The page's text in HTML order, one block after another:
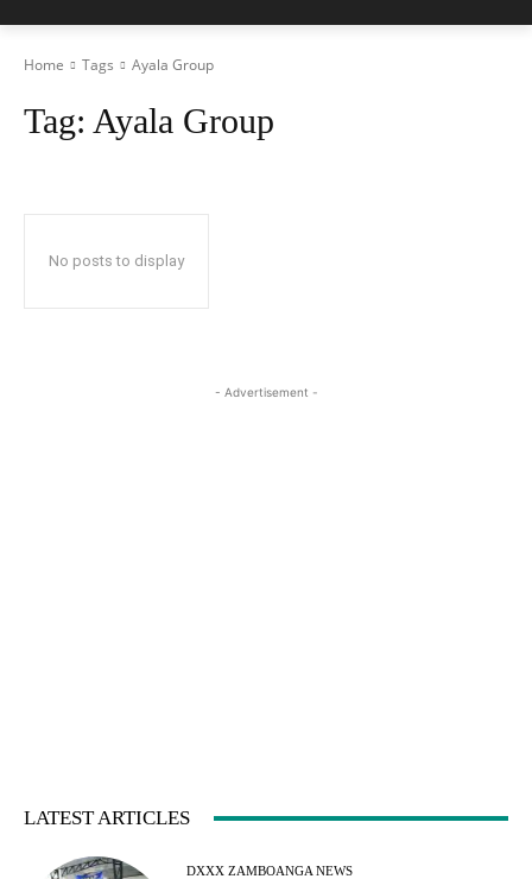
Home Tags Ayala Group
Tag: Ayala Group
No posts to display
- Advertisement -
LATEST ARTICLES
DXXX ZAMBOANGA NEWS